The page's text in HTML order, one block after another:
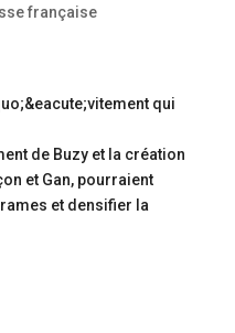
française
de Buzy et la création
et Gan, pourraient
et densifier la